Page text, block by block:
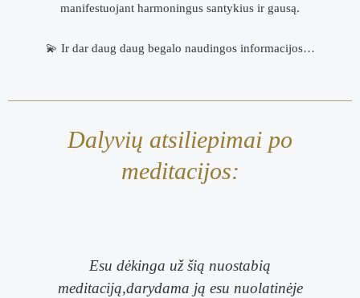
manifestuojant harmoningus santykius ir gausą.
💫 Ir dar daug daug begalo naudingos informacijos…
Dalyvių atsiliepimai po
meditacijos:
Esu dėkinga už šią nuostabią
meditaciją,darydama ją esu nuolatinėje